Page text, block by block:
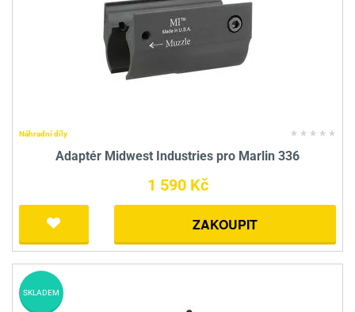
Náhradní díly
Adaptér Midwest Industries pro Marlin 336
1 590 Kč
ZAKOUPIT
SKLADEM